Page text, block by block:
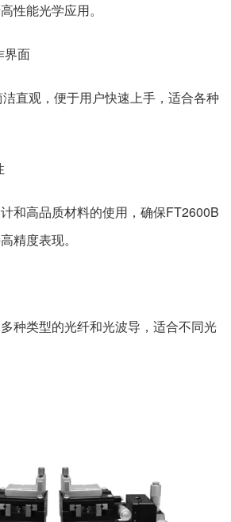
性能光学应用。
面
观，便于用户快速上手，适合各种
高品质材料的使用，确保FT2600B
精度表现。
类型的光纤和光波导，适合不同光